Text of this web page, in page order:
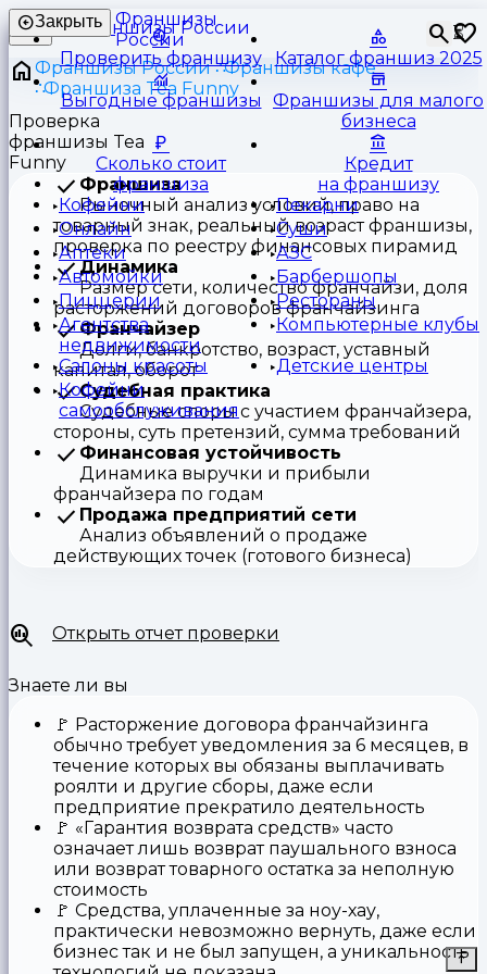
Франшизы
России
⏳
Закрыть
Проверить франшизу Каталог франшиз 2025
Выгодные франшизы
Франшизы для малого
бизнеса
Сколько стоит
франшиза
Кредит
на франшизу
Кофейни
Пекарни
Онлайн
Суши
Аптеки
АЗС
Автомойки
Барбершопы
Пиццерии
Рестораны
Агентства
недвижимости
Компьютерные клубы
Салоны красоты
Детские центры
Кофейни
самообслуживания
Франшизы России
Франшизы кафе
Франшиза Tea Funny
Проверка
франшизы Tea
Funny
Франшиза
Рыночный анализ условий, право на
товарный знак, реальный возраст франшизы,
проверка по реестру финансовых пирамид
Динамика
Размер сети, количество франчайзи, доля
расторжений договоров франчайзинга
Франчайзер
Долги, банкротство, возраст, уставный
капитал, оборот
Судебная практика
Судебные споры с участием франчайзера,
стороны, суть претензий, сумма требований
Финансовая устойчивость
Динамика выручки и прибыли
франчайзера по годам
Продажа предприятий сети
Анализ объявлений о продаже
действующих точек (готового бизнеса)
Открыть отчет проверки
Знаете ли вы
🚩 Расторжение договора франчайзинга
обычно требует уведомления за 6 месяцев, в
течение которых вы обязаны выплачивать
роялти и другие сборы, даже если
предприятие прекратило деятельность
🚩 «Гарантия возврата средств» часто
означает лишь возврат паушального взноса
или возврат товарного остатка за неполную
стоимость
🚩 Средства, уплаченные за ноу-хау,
практически невозможно вернуть, даже если
бизнес так и не был запущен, а уникальность